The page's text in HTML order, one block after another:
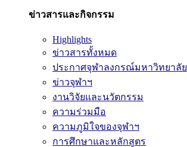
ข่าวสารและกิจกรรม
Highlights
ข่าวสารทั้งหมด
ประกาศจุฬาลงกรณ์มหาวิทยาลัย
ข่าวจุฬาฯ
งานวิจัยและนวัตกรรม
ความร่วมมือ
ความภูมิใจของจุฬาฯ
การศึกษาและหลักสูตร